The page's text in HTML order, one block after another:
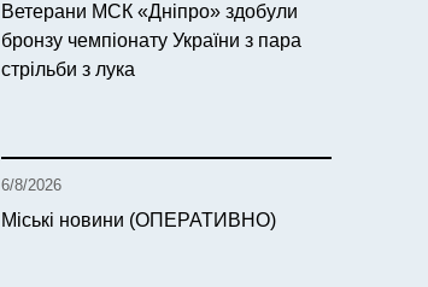
Ветерани МСК «Дніпро» здобули
бронзу чемпіонату України з пара
стрільби з лука
6/8/2026
Міські новини (ОПЕРАТИВНО)